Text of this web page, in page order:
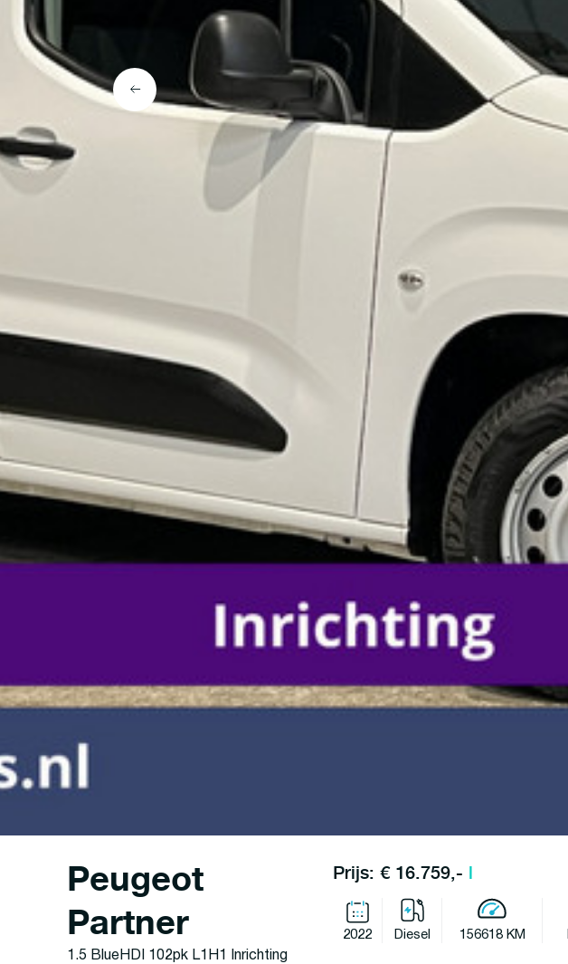
Peugeot
Partner
1.5 BlueHDI 102pk L1H1 Inrichting
Prijs: € 16.759,- l
2022 Diesel 156618 KM